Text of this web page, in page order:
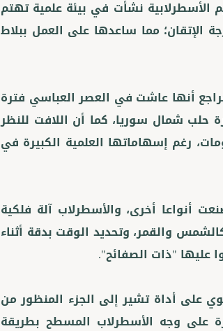
الأسطرلابية نشأت في بيئة علمية تهتم
الإتقان؛ مما ساعدها على العمل ببلاط
أنها عاشت في العصر العباسي فترة
356هـ/915-967م) مؤسس إمارة حلب شمال سوريا، كما أن اللافت للنظر
رغم إسهاماتها العلمية الكبيرة في
أنواعا أخرى، والأسطرلاب آلة فلكية
والقمر، وتحديد الوقت بدقة أثناء
على أداة تشير إلى الجزء المنظور من
على وجه الأسطرلاب المسطح بطريقة